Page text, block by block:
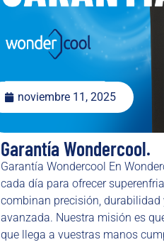
noviembre 11, 2025
Garantía Wondercool.
Garantía Wondercool En
cada día para ofrecer
combinan precisión, durabilidad
avanzada. Nuestra misión es
que llega a vuestras manos